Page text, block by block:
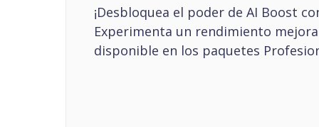
¡Desbloquea el poder de AI Boost
Experimenta un rendimiento
disponible en los paquetes